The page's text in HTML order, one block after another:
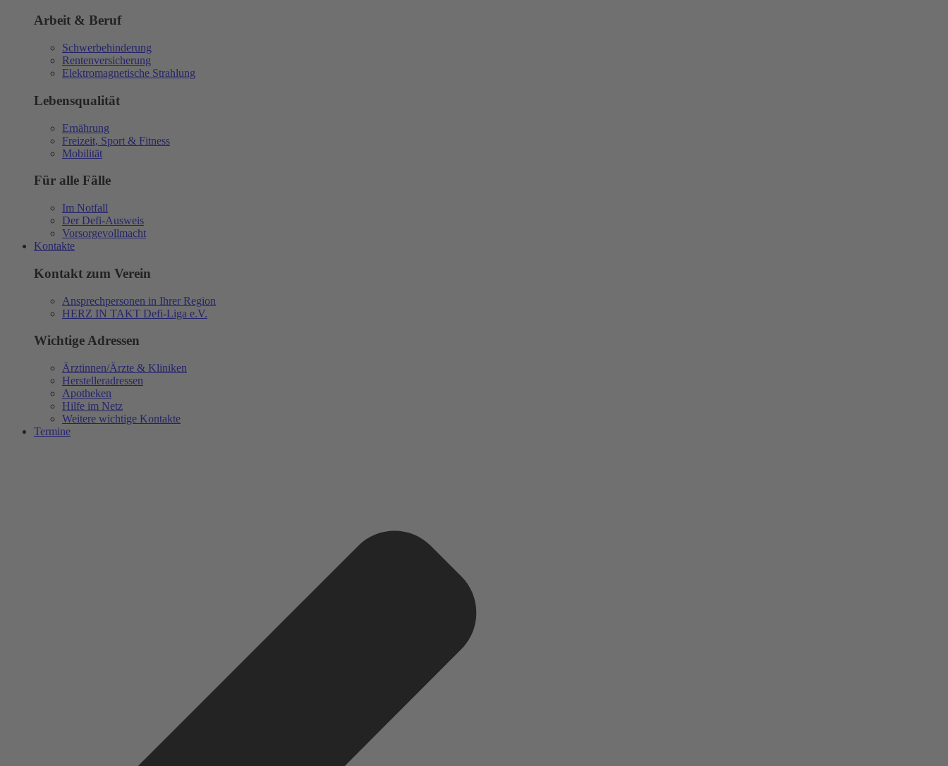
Arbeit & Beruf
Schwerbehinderung
Rentenversicherung
Elektromagnetische Strahlung
Lebensqualität
Ernährung
Freizeit, Sport & Fitness
Mobilität
Für alle Fälle
Im Notfall
Der Defi-Ausweis
Vorsorgevollmacht
Kontakte
Kontakt zum Verein
Ansprechpersonen in Ihrer Region
HERZ IN TAKT Defi-Liga e.V.
Wichtige Adressen
Ärztinnen/Ärzte & Kliniken
Herstelleradressen
Apotheken
Hilfe im Netz
Weitere wichtige Kontakte
Termine